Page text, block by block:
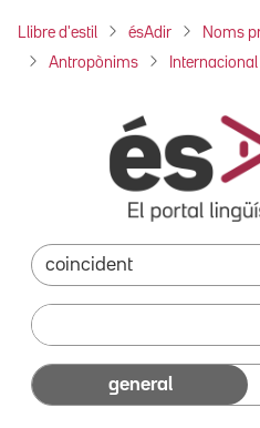
Llibre d'estil ésAdir Noms
Antropònims Internacional
general